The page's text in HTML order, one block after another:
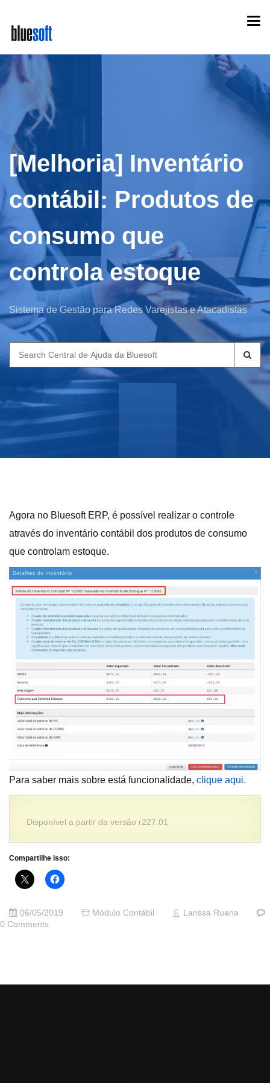
main
content
[Melhoria] Inventário
contábil: Produtos de
consumo que
controla estoque
Sistema de Gestão para Redes Varejistas e Atacadistas
Search
for:
Agora no Bluesoft ERP, é possível realizar o controle
através do inventário contábil dos produtos de consumo
que controlam estoque.
Para saber mais sobre está funcionalidade, clique aqui.
Disponível a partir da versão r227.01
Compartilhe isso:
06/05/2019 Módulo Contábil
Larissa Ruana
0 Comments